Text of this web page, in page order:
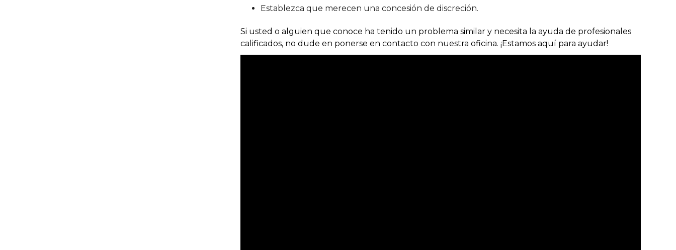
Establezca que merecen una concesión de discreción.
Si usted o alguien que conoce ha tenido un problema similar y necesita la ayuda de profesionales
calificados, no dude en ponerse en contacto con nuestra oficina. ¡Estamos aquí para ayudar!